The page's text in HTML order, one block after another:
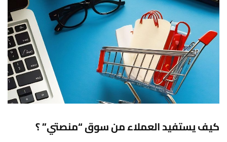
كيف يستفيد العملاء من سوق “منصتي” ؟